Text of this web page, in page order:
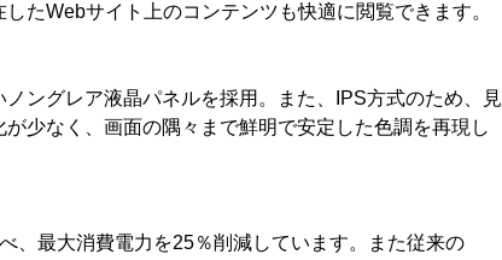
たWebサイト上のコンテンツも快適に閲覧できます。
ングレア液晶パネルを採用。また、IPS方式のため、見
少なく、画面の隅々まで鮮明で安定した色調を再現し
、最大消費電力を25％削減しています。また従来の